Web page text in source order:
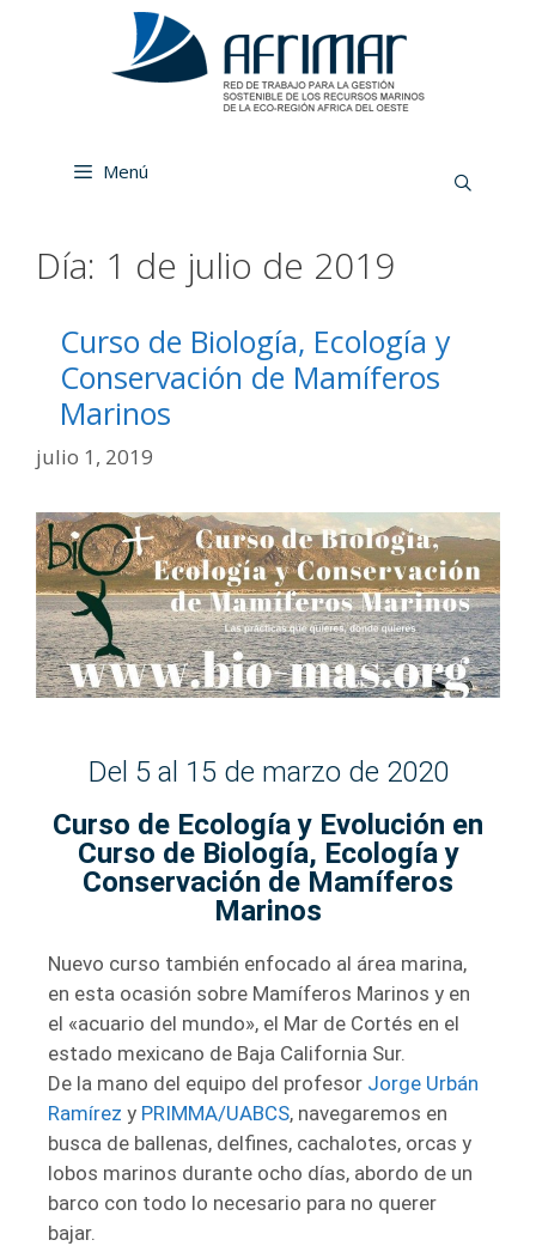
Menú
Día: 1 de julio de 2019
Curso de Biología, Ecología y
Conservación de Mamíferos
Marinos
julio 1, 2019
Del 5 al 15 de marzo de 2020
Curso de Ecología y Evolución en
Curso de Biología, Ecología y
Conservación de Mamíferos
Marinos
Nuevo curso también enfocado al área marina,
en esta ocasión sobre Mamíferos Marinos y en
el «acuario del mundo», el Mar de Cortés en el
estado mexicano de Baja California Sur.
De la mano del equipo del profesor Jorge Urbán
Ramírez y PRIMMA/UABCS, navegaremos en
busca de ballenas, delfines, cachalotes, orcas y
lobos marinos durante ocho días, abordo de un
barco con todo lo necesario para no querer
bajar.